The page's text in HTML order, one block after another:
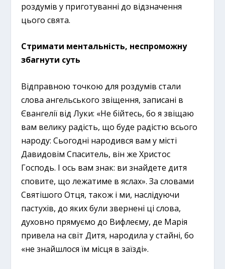
роздумів у приготуванні до відзначення
цього свята.
Стримати ментальність, неспроможну
збагнути суть
Відправною точкою для роздумів стали
слова ангельського звіщення, записані в
Євангелії від Луки: «Не бійтесь, бо я звіщаю
вам велику радість, що буде радістю всього
народу: Сьогодні народився вам у місті
Давидовім Спаситель, він же Христос
Господь. І ось вам знак: ви знайдете дитя
сповите, що лежатиме в яслах». За словами
Святішого Отця, також і ми, наслідуючи
пастухів, до яких були звернені ці слова,
духовно прямуємо до Вифлеєму, де Марія
привела на світ Дитя, народила у стайні, бо
«не знайшлося їм місця в заїзді».